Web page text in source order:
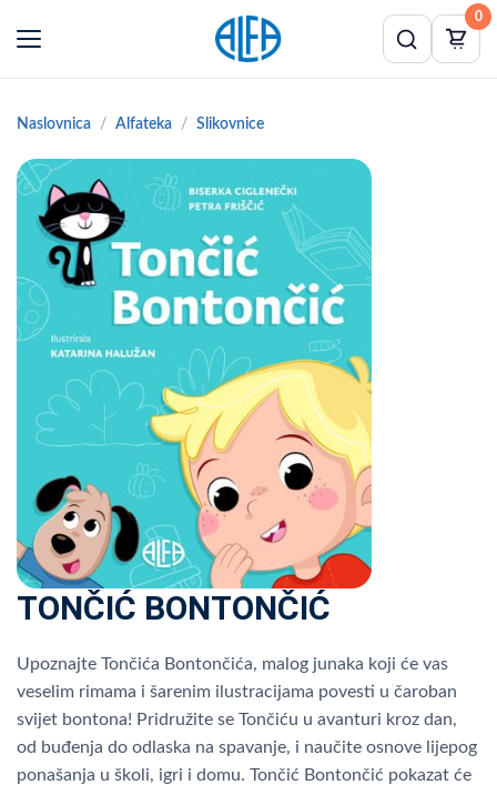
0
Naslovnica Alfateka Slikovnice
TONČIĆ BONTONČIĆ
Upoznajte Tončića Bontončića, malog junaka koji će vas
veselim rimama i šarenim ilustracijama povesti u čaroban
svijet bontona! Pridružite se Tončiću u avanturi kroz dan,
od buđenja do odlaska na spavanje, i naučite osnove lijepog
ponašanja u školi, igri i domu. Tončić Bontončić pokazat će